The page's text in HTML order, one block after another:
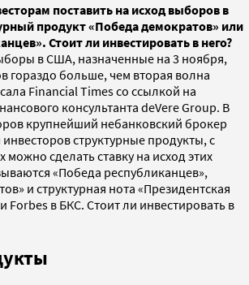
поставить на исход выборов в
продукт «Победа демократов» или
Стоит ли инвестировать в него?
в США, назначенные на 3 ноября,
гораздо больше, чем вторая волна
Financial Times со ссылкой на
консультанта deVere Group. В
крупнейший небанковский брокер
структурные продукты, с
сделать ставку на исход этих
«Победа республиканцев»,
и структурная нота «Президентская
Forbes в БКС. Стоит ли инвестировать в